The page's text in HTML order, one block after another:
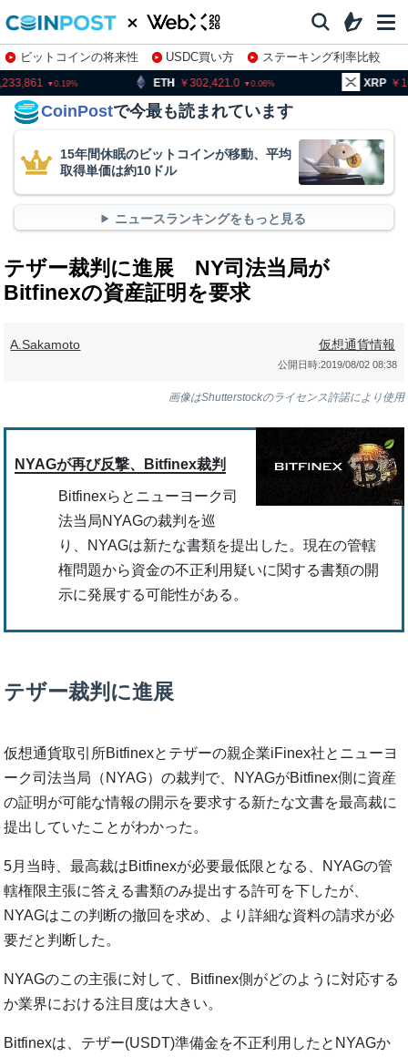
ビットコインの将来性 USDC買い方
ステーキング利率比較
株特集・関連銘柄
ETH 302,421.0 XRP 163.17
CoinPostで今最も読まれています
15年間休眠のビットコインが移動、平均
取得単価は約10ドル
ニュースランキングをもっと見る
テザー裁判に進展 NY司法当局が
Bitfinexの資産証明を要求
A.Sakamoto 仮想通貨情報
公開日時:2019/08/02 08:38
画像はShutterstockのライセンス許諾により使用
NYAGが再び反撃、Bitfinex裁判
Bitfinexらとニューヨーク司
法当局NYAGの裁判を巡
り、NYAGは新たな書類を提出した。現在の管轄
権問題から資金の不正利用疑いに関する書類の開
示に発展する可能性がある。
テザー裁判に進展
仮想通貨取引所Bitfinexとテザーの親企業iFinex社とニューヨ
ーク司法当局（NYAG）の裁判で、NYAGがBitfinex側に資産
の証明が可能な情報の開示を要求する新たな文書を最高裁に
提出していたことがわかった。
5月当時、最高裁はBitfinexが必要最低限となる、NYAGの管
轄権限主張に答える書類のみ提出する許可を下したが、
NYAGはこの判断の撤回を求め、より詳細な資料の請求が必
要だと判断した。
NYAGのこの主張に対して、Bitfinex側がどのように対応する
か業界における注目度は大きい。
Bitfinexは、テザー(USDT)準備金を不正利用したとNYAGか